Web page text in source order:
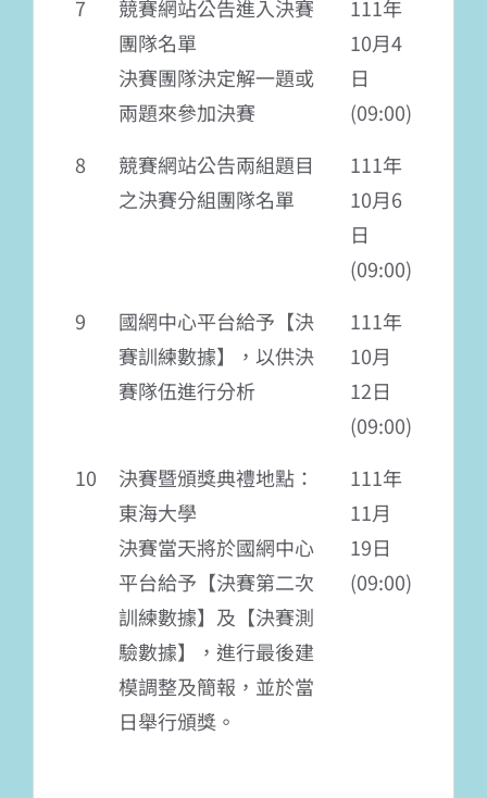
7
競賽網站公告進入決賽
團隊名單
決賽團隊決定解一題或
兩題來參加決賽
111年
10月4
日
(09:00)
8
競賽網站公告兩組題目
之決賽分組團隊名單
111年
10月6
日
(09:00)
9
國網中心平台給予【決
賽訓練數據】，以供決
賽隊伍進行分析
111年
10月
12日
(09:00)
10
決賽暨頒獎典禮地點：
東海大學
決賽當天將於國網中心
平台給予【決賽第二次
訓練數據】及【決賽測
驗數據】，進行最後建
模調整及簡報，並於當
日舉行頒獎。
111年
11月
19日
(09:00)